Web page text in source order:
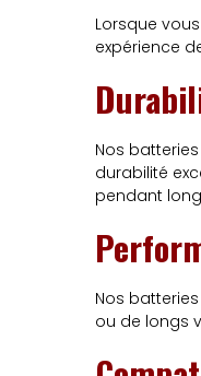
Lorsque
expérience
Nos
durabilité
pendant
Nos
ou de longs